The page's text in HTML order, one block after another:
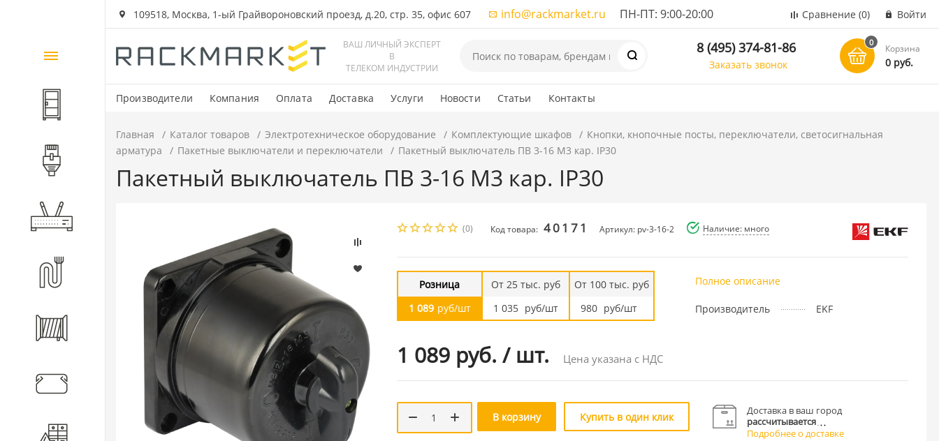
109518, Москва, 1-ый Грайвороновский проезд, д.20, стр. 35, офис 607 info@rackmarket.ru ПН-ПТ: 9:00-20:00 Сравнение (0) Войти
ВАШ ЛИЧНЫЙ ЭКСПЕРТ
В
ТЕЛЕКОМ ИНДУСТРИИ
8 (495) 374-81-86
Заказать звонок
0
Корзина
0 руб.
Производители Компания Оплата Доставка Услуги Новости Статьи Контакты
Каталог
товаров
Шкафы и стойки
Компоненты СКС
Волоконно-оптические
компоненты
Кабеленесущие системы
Электротехническое
Главная Каталог товаров Электротехническое оборудование Комплектующие шкафов
Кнопки, кнопочные посты, переключатели, светосигнальная
арматура
Пакетные выключатели и переключатели Пакетный выключатель ПВ 3-16 М3 кар. IP30
Пакетный выключатель ПВ 3-16 М3 кар. IP30
(0) Код товара: 40171 Артикул: pv-3-16-2 Наличие: много
Розница
1 089 руб/шт
От 25 тыс. руб
1 035 руб/шт
От 100 тыс. руб
980 руб/шт
1 089 руб. / шт. Цена указана с НДС
Полное описание
Производитель EKF
В корзину Купить в один клик
Доставка в ваш город
рассчитывается
Подробнее о доставке